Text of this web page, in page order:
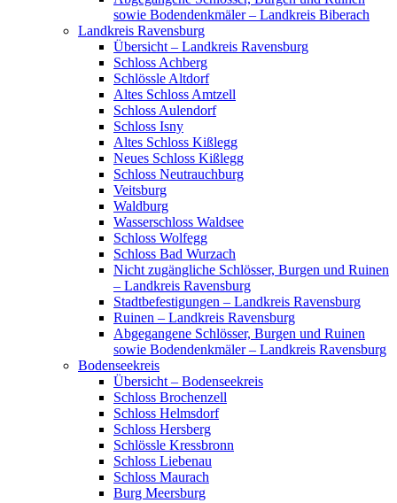
sowie Bodendenkmäler – Landkreis Biberach
Landkreis Ravensburg
Übersicht – Landkreis Ravensburg
Schloss Achberg
Schlössle Altdorf
Altes Schloss Amtzell
Schloss Aulendorf
Schloss Isny
Altes Schloss Kißlegg
Neues Schloss Kißlegg
Schloss Neutrauchburg
Veitsburg
Waldburg
Wasserschloss Waldsee
Schloss Wolfegg
Schloss Bad Wurzach
Nicht zugängliche Schlösser, Burgen und Ruinen
– Landkreis Ravensburg
Stadtbefestigungen – Landkreis Ravensburg
Ruinen – Landkreis Ravensburg
Abgegangene Schlösser, Burgen und Ruinen
sowie Bodendenkmäler – Landkreis Ravensburg
Bodenseekreis
Übersicht – Bodenseekreis
Schloss Brochenzell
Schloss Helmsdorf
Schloss Hersberg
Schlössle Kressbronn
Schloss Liebenau
Schloss Maurach
Burg Meersburg